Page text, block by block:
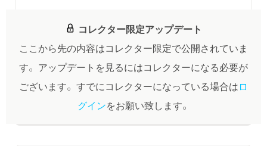
コレクター限定アップデート
ここから先の内容はコレクター限定で公開されていま
す。 アップデートを見るにはコレクターになる必要が
ございます。 すでにコレクターになっている場合はロ
グインをお願い致します。